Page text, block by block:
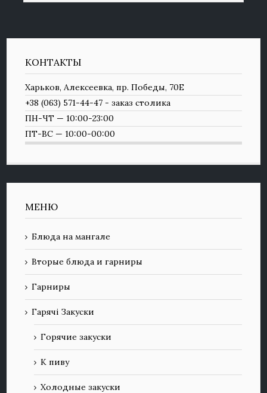
КОНТАКТЫ
Харьков, Алексеевка, пр. Победы, 70Е
+38 (063) 571-44-47 - заказ столика
ПН-ЧТ — 10:00-23:00
ПТ-ВС — 10:00-00:00
МЕНЮ
Блюда на мангале
Вторые блюда и гарниры
Гарниры
Гарячі Закуски
Горячие закуски
К пиву
Холодные закуски